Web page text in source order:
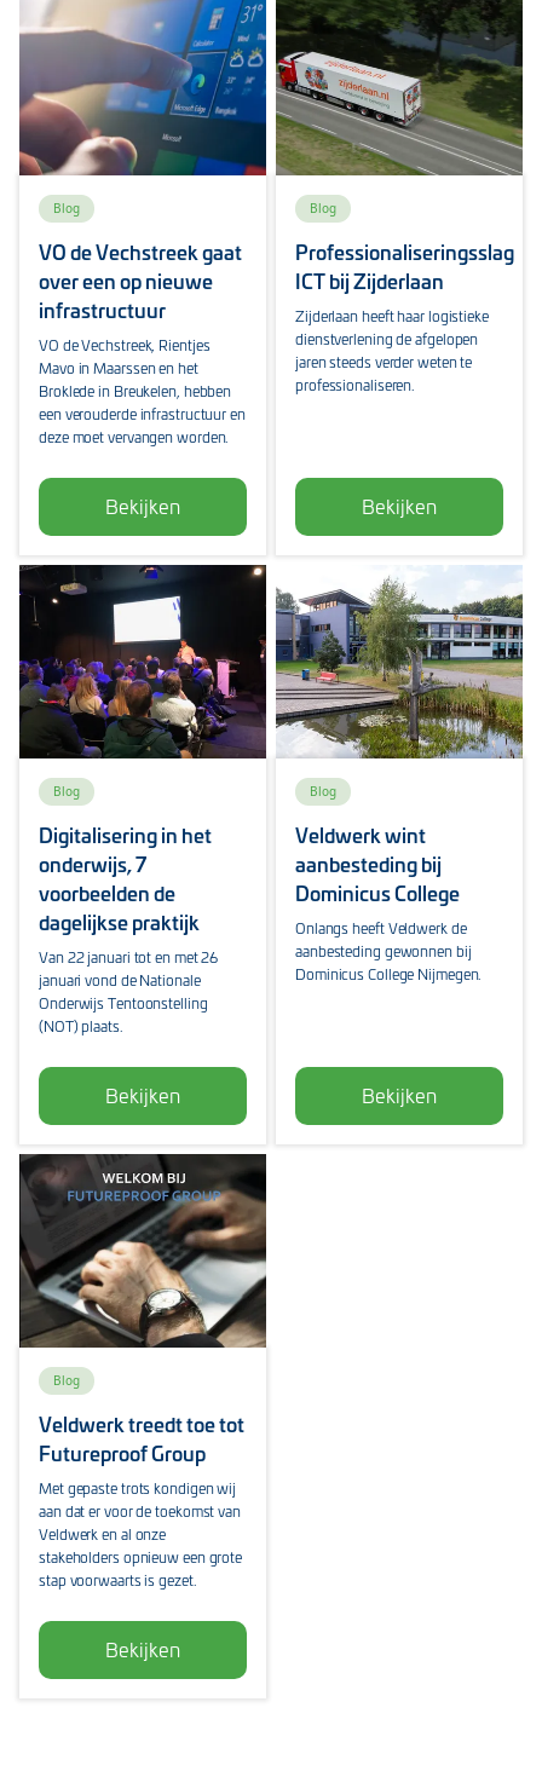
Blog
VO de Vechstreek gaat
over een op nieuwe
infrastructuur
VO de Vechstreek, Rientjes
Mavo in Maarssen en het
Broklede in Breukelen, hebben
een verouderde infrastructuur en
deze moet vervangen worden.
Bekijken
Blog
Professionaliseringsslag
ICT bij Zijderlaan
Zijderlaan heeft haar logistieke
dienstverlening de afgelopen
jaren steeds verder weten te
professionaliseren.
Bekijken
Blog
Digitalisering in het
onderwijs, 7
voorbeelden de
dagelijkse praktijk
Van 22 januari tot en met 26
januari vond de Nationale
Onderwijs Tentoonstelling
(NOT) plaats.
Bekijken
Blog
Veldwerk wint
aanbesteding bij
Dominicus College
Onlangs heeft Veldwerk de
aanbesteding gewonnen bij
Dominicus College Nijmegen.
Bekijken
Blog
Veldwerk treedt toe tot
Futureproof Group
Met gepaste trots kondigen wij
aan dat er voor de toekomst van
Veldwerk en al onze
stakeholders opnieuw een grote
stap voorwaarts is gezet.
Bekijken